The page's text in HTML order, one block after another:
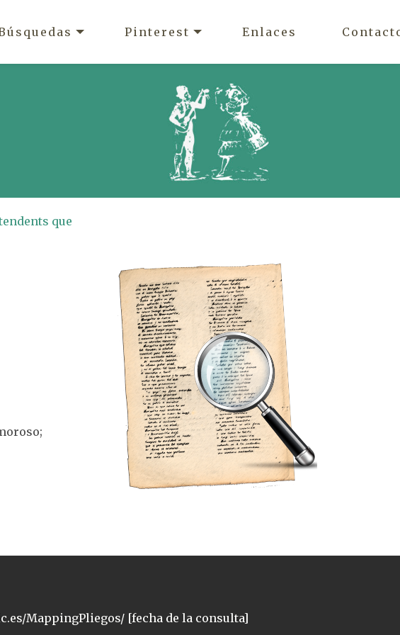
Pinterest Enlaces
que
MappingPliegos/ [fecha de la consulta]